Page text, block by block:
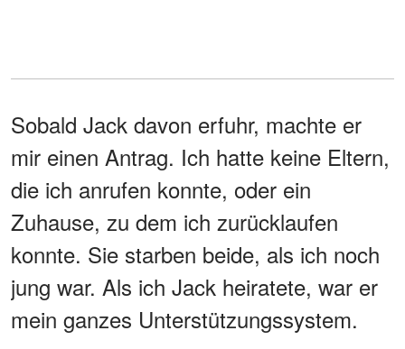
Sobald Jack davon erfuhr, machte er
mir einen Antrag. Ich hatte keine Eltern,
die ich anrufen konnte, oder ein
Zuhause, zu dem ich zurücklaufen
konnte. Sie starben beide, als ich noch
jung war. Als ich Jack heiratete, war er
mein ganzes Unterstützungssystem.